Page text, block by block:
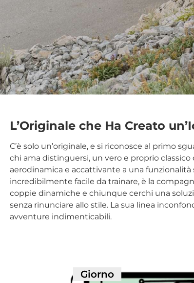
L’Originale che Ha Creato
C’è solo un’originale, e si riconosce al primo
chi ama distinguersi, un vero e proprio
aerodinamica e accattivante a una funzionalità
incredibilmente facile da trainare, è la
coppie dinamiche e chiunque cerchi una
senza rinunciare allo stile. La sua linea
avventure indimenticabili.
Giorno